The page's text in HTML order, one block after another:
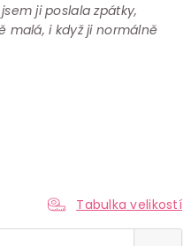
ji poslala zpátky,
malá, i když ji normálně
Tabulka velikostí